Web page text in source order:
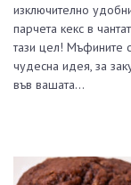
изключително
парчета кекс в
тази цел! Мъфините
чудесна идея, за
във вашата…